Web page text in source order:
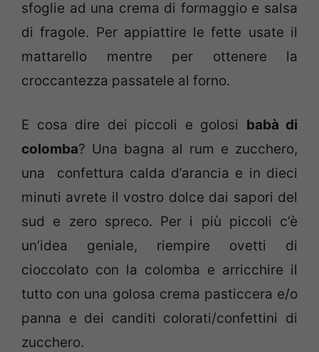
sfoglie ad una crema di formaggio e salsa
di fragole. Per appiattire le fette usate il
mattarello mentre per ottenere la
croccantezza passatele al forno.
E cosa dire dei piccoli e golosi babà di
colomba? Una bagna al rum e zucchero,
una confettura calda d’arancia e in dieci
minuti avrete il vostro dolce dai sapori del
sud e zero spreco. Per i più piccoli c’è
un’idea geniale, riempire ovetti di
cioccolato con la colomba e arricchire il
tutto con una golosa crema pasticcera e/o
panna e dei canditi colorati/confettini di
zucchero.